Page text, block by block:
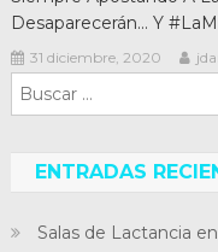
Desaparecerán… Y
31 diciembre, 2020
ENTRADAS
Salas de Lactancia